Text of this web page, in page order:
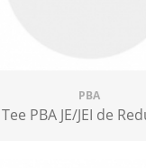
PBA
Tee PBA JE/JEI de